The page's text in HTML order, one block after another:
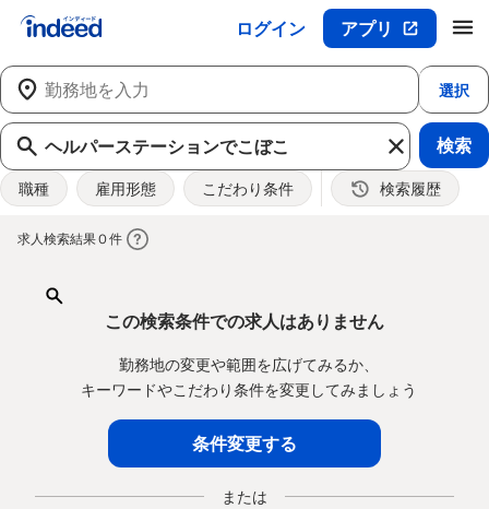
ログイン アプリ
メインコンテンツの開始
選択
検索
職種 雇用形態 こだわり条件 &nbsp; 検索履歴
求人検索結果 0 件
この検索条件での求人はありません
勤務地の変更や範囲を広げてみるか、
キーワードやこだわり条件を変更してみましょう
条件変更する
または